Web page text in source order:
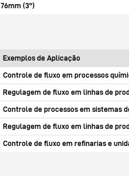
76mm (3")
Exemplos de Aplicação
Controle de fluxo em processos
Regulagem de fluxo em linhas de
Controle de processos em sistemas
Regulagem de fluxo em linhas de
Controle de fluxo em refinarias e